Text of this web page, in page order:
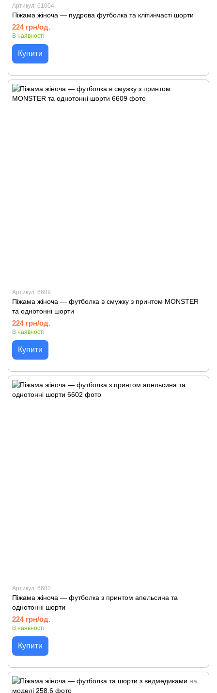
Артикул: 61004
Піжама жіноча — пудрова футболка та клітинчасті шорти
224 грн/од.
В наявності
Купити
Артикул: 6609
Піжама жіноча — футболка в смужку з принтом MONSTER
та однотонні шорти
224 грн/од.
В наявності
Купити
Артикул: 6602
Піжама жіноча — футболка з принтом апельсина та
однотонні шорти
224 грн/од.
В наявності
Купити